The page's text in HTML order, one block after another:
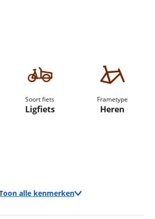
Soort fiets
Ligfiets
Frametype
Heren
alle kenmerken